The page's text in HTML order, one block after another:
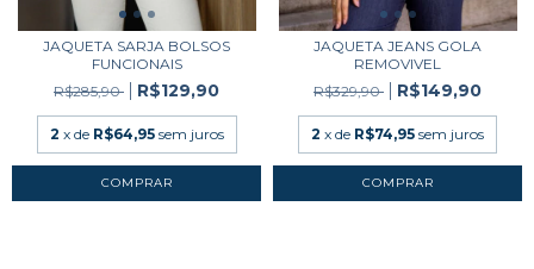
JAQUETA SARJA BOLSOS
FUNCIONAIS
R$285,90
R$129,90
2 x de R$64,95 sem juros
COMPRAR
JAQUETA JEANS GOLA
REMOVIVEL
R$329,90
R$149,90
2 x de R$74,95 sem juros
COMPRAR